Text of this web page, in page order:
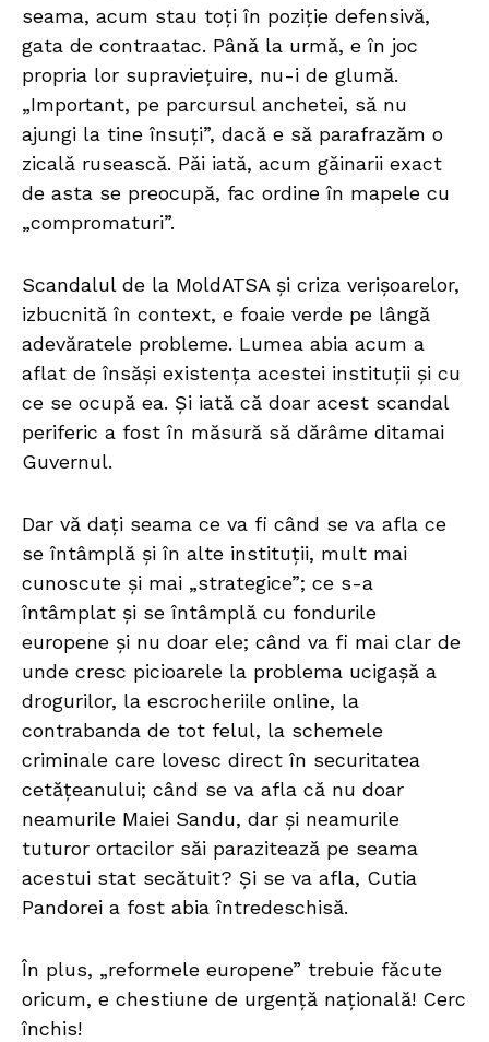
seama, acum stau toți în poziție defensivă,
gata de contraatac. Până la urmă, e în joc
propria lor supraviețuire, nu-i de glumă.
„Important, pe parcursul anchetei, să nu
ajungi la tine însuți”, dacă e să parafrazăm o
zicală rusească. Păi iată, acum găinarii exact
de asta se preocupă, fac ordine în mapele cu
„compromaturi”.
Scandalul de la MoldATSA și criza verișoarelor,
izbucnită în context, e foaie verde pe lângă
adevăratele probleme. Lumea abia acum a
aflat de însăși existența acestei instituții și cu
ce se ocupă ea. Și iată că doar acest scandal
periferic a fost în măsură să dărâme ditamai
Guvernul.
Dar vă dați seama ce va fi când se va afla ce
se întâmplă și în alte instituții, mult mai
cunoscute și mai „strategice”; ce s-a
întâmplat și se întâmplă cu fondurile
europene și nu doar ele; când va fi mai clar de
unde cresc picioarele la problema ucigașă a
drogurilor, la escrocheriile online, la
contrabanda de tot felul, la schemele
criminale care lovesc direct în securitatea
cetățeanului; când se va afla că nu doar
neamurile Maiei Sandu, dar și neamurile
tuturor ortacilor săi parazitează pe seama
acestui stat secătuit? Și se va afla, Cutia
Pandorei a fost abia întredeschisă.
În plus, „reformele europene” trebuie făcute
oricum, e chestiune de urgență națională! Cerc
închis!